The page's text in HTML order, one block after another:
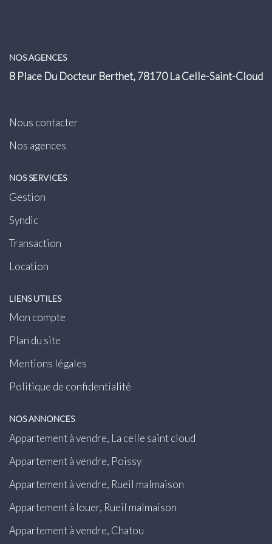
LE GROUPE
NOS AGENCES
8 Place Du Docteur Berthet, 78170 La Celle-Saint-Cloud
Nous contacter
Nos agences
NOS SERVICES
Gestion
Syndic
Transaction
Location
LIENS UTILES
Mon compte
Plan du site
Mentions légales
Politique de confidentialité
NOS ANNONCES
Appartement à vendre, La celle saint cloud
Appartement à vendre, Poissy
Appartement à vendre, Rueil malmaison
Appartement à louer, Rueil malmaison
Appartement à vendre, Chatou